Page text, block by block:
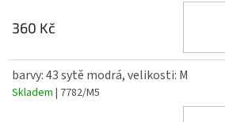
360 Kč
barvy: 43 sytě modrá, velikosti: M
Skladem | 7782/M5